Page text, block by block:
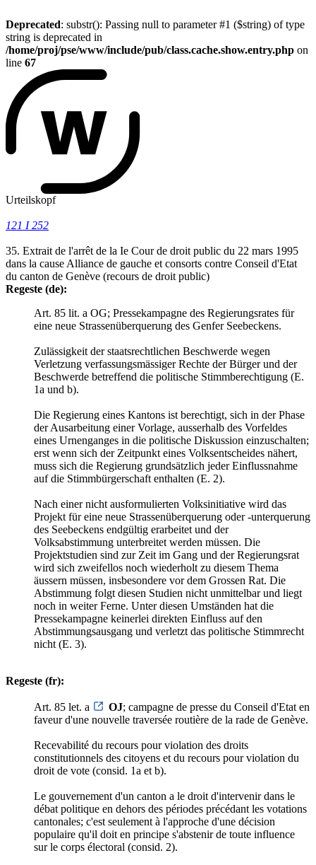
Deprecated: substr(): Passing null to parameter #1 ($string) of type
string is deprecated in
/home/proj/pse/www/include/pub/class.cache.show.entry.php on
line 67
Urteilskopf
121 I 252
35. Extrait de l'arrêt de la Ie Cour de droit public du 22 mars 1995
dans la cause Alliance de gauche et consorts contre Conseil d'Etat
du canton de Genève (recours de droit public)
Regeste (de):
Art. 85 lit. a OG; Pressekampagne des Regierungsrates für
eine neue Strassenüberquerung des Genfer Seebeckens.
Zulässigkeit der staatsrechtlichen Beschwerde wegen
Verletzung verfassungsmässiger Rechte der Bürger und der
Beschwerde betreffend die politische Stimmberechtigung (E.
1a und b).
Die Regierung eines Kantons ist berechtigt, sich in der Phase
der Ausarbeitung einer Vorlage, ausserhalb des Vorfeldes
eines Urnenganges in die politische Diskussion einzuschalten;
erst wenn sich der Zeitpunkt eines Volksentscheides nähert,
muss sich die Regierung grundsätzlich jeder Einflussnahme
auf die Stimmbürgerschaft enthalten (E. 2).
Nach einer nicht ausformulierten Volksinitiative wird das
Projekt für eine neue Strassenüberquerung oder -unterquerung
des Seebeckens endgültig erarbeitet und der
Volksabstimmung unterbreitet werden müssen. Die
Projektstudien sind zur Zeit im Gang und der Regierungsrat
wird sich zweifellos noch wiederholt zu diesem Thema
äussern müssen, insbesondere vor dem Grossen Rat. Die
Abstimmung folgt diesen Studien nicht unmittelbar und liegt
noch in weiter Ferne. Unter diesen Umständen hat die
Pressekampagne keinerlei direkten Einfluss auf den
Abstimmungsausgang und verletzt das politische Stimmrecht
nicht (E. 3).
Regeste (fr):
Art. 85 let. a OJ; campagne de presse du Conseil d'Etat en
faveur d'une nouvelle traversée routière de la rade de Genève.
Recevabilité du recours pour violation des droits
constitutionnels des citoyens et du recours pour violation du
droit de vote (consid. 1a et b).
Le gouvernement d'un canton a le droit d'intervenir dans le
débat politique en dehors des périodes précédant les votations
cantonales; c'est seulement à l'approche d'une décision
populaire qu'il doit en principe s'abstenir de toute influence
sur le corps électoral (consid. 2).